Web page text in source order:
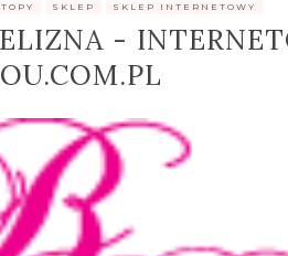
-
SKLEP SKLEP INTERNETOWY